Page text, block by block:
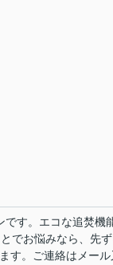
です。エコな追焚機
でお悩みなら、先
す。ご連絡はメール